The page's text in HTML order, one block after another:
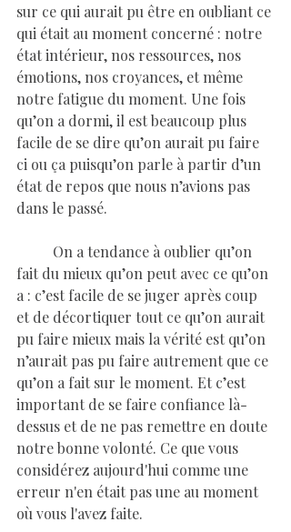
sur ce qui aurait pu être en oubliant ce
qui était au moment concerné : notre
état intérieur, nos ressources, nos
émotions, nos croyances, et même
notre fatigue du moment. Une fois
qu’on a dormi, il est beaucoup plus
facile de se dire qu’on aurait pu faire
ci ou ça puisqu’on parle à partir d’un
état de repos que nous n’avions pas
dans le passé.
fait du mieux qu’on peut avec ce qu’on
a : c’est facile de se juger après coup
et de décortiquer tout ce qu’on aurait
pu faire mieux mais la vérité est qu’on
n’aurait pas pu faire autrement que ce
qu’on a fait sur le moment. Et c’est
important de se faire confiance là-
dessus et de ne pas remettre en doute
notre bonne volonté. Ce que vous
considérez aujourd'hui comme une
erreur n'en était pas une au moment
où vous l'avez faite.